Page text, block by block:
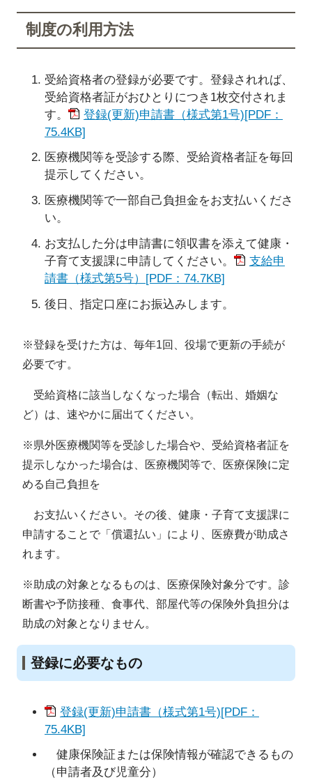
制度の利用方法
受給資格者の登録が必要です。登録されれば、
受給資格者証がおひとりにつき1枚交付されま
す。
登録(更新)申請書（様式第1号)[PDF：
75.4KB]
医療機関等を受診する際、受給資格者証を毎回
提示してください。
医療機関等で一部自己負担金をお支払いくださ
い。
お支払した分は申請書に領収書を添えて健康・
子育て支援課に申請してください。
支給申
請書（様式第5号）[PDF：74.7KB]
後日、指定口座にお振込みします。
※登録を受けた方は、毎年1回、役場で更新の手続が
必要です。
受給資格に該当しなくなった場合（転出、婚姻な
ど）は、速やかに届出てください。
※県外医療機関等を受診した場合や、受給資格者証を
提示しなかった場合は、医療機関等で、医療保険に定
める自己負担を
お支払いください。その後、健康・子育て支援課に
申請することで「償還払い」により、医療費が助成さ
れます。
※助成の対象となるものは、医療保険対象分です。診
断書や予防接種、食事代、部屋代等の保険外負担分は
助成の対象となりません。
登録に必要なもの
登録(更新)申請書（様式第1号)[PDF：
75.4KB]
健康保険証または保険情報が確認できるもの
（申請者及び児童分）